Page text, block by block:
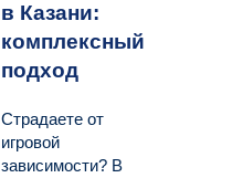
в Казани:
комплексный
подход
Страдаете от
игровой
зависимости? В